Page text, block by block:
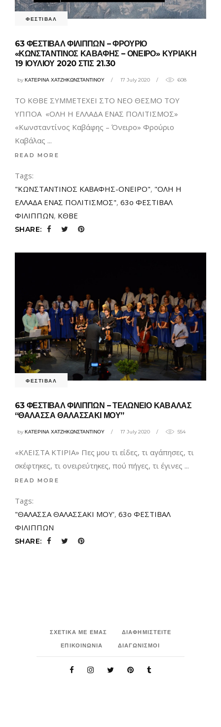
ΦΕΣΤΙΒΑΛ
63 ΦΕΣΤΙΒΑΛ ΦΙΛΙΠΠΩΝ – ΦΡΟΥΡΙΟ
«ΚΩΝΣΤΑΝΤΙΝΟΣ ΚΑΒΑΦΗΣ – ΟΝΕΙΡΟ» ΚΥΡΙΑΚΗ
19 ΙΟΥΛΙΟΥ 2020 ΣΤΙΣ 21.30
byΚΑΤΕΡΙΝΑ ΧΑΤΖΗΚΩΝΣΤΑΝΤΙΝΟΥ 17 July 2020 608
ΤO ΚΘΒΕ ΣΥΜΜΕΤΕΧΕΙ ΣΤΟ ΝΕΟ ΘΕΣΜΟ ΤΟΥ
ΥΠΠΟΑ «ΟΛΗ Η ΕΛΛΑΔΑ ΕΝΑΣ ΠΟΛΙΤΙΣΜΟΣ»
«Κωνσταντίνος Καβάφης – Όνειρο» Φρούριο
Καβάλας
READ MORE
Tags:
"ΚΩΝΣΤΑΝΤΙΝΟΣ ΚΑΒΑΦΗΣ-ΟΝΕΙΡΟ", "ΟΛΗ Η
ΕΛΛΑΔΑ ΕΝΑΣ ΠΟΛΙΤΙΣΜΟΣ", 63ο ΦΕΣΤΙΒΑΛ
ΦΙΛΙΠΠΩΝ, ΚΘΒΕ
SHARE:
ΦΕΣΤΙΒΑΛ
63 ΦΕΣΤΙΒΑΛ ΦΙΛΙΠΠΩΝ – ΤΕΛΩΝΕΙΟ ΚΑΒΑΛΑΣ
“ΘΑΛΑΣΣΑ ΘΑΛΑΣΣΑΚΙ ΜΟΥ”
byΚΑΤΕΡΙΝΑ ΧΑΤΖΗΚΩΝΣΤΑΝΤΙΝΟΥ 17 July 2020 554
«ΚΛΕΙΣΤΑ ΚΤΙΡΙΑ» Πες μου τι είδες, τι αγάπησες, τι
σκέφτηκες, τι ονειρεύτηκες, πού πήγες, τι έγινες
READ MORE
Tags:
"ΘΑΛΑΣΣΑ ΘΑΛΑΣΣΑΚΙ ΜΟΥ', 63ο ΦΕΣΤΙΒΑΛ
ΦΙΛΙΠΠΩΝ
SHARE:
ΣΧΕΤΙΚΑ ΜΕ ΕΜΑΣ
ΔΙΑΦΗΜΙΣΤΕΙΤΕ
ΕΠΙΚΟΙΝΩΝΙΑ
ΔΙΑΓΩΝΙΣΜΟΙ